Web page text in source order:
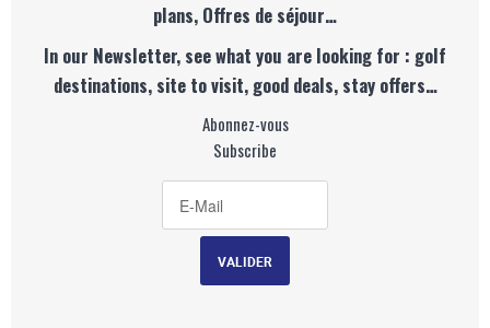
plans, Offres de séjour…
In our Newsletter, see what you are looking for : golf
destinations, site to visit, good deals, stay offers…
Abonnez-vous
Subscribe